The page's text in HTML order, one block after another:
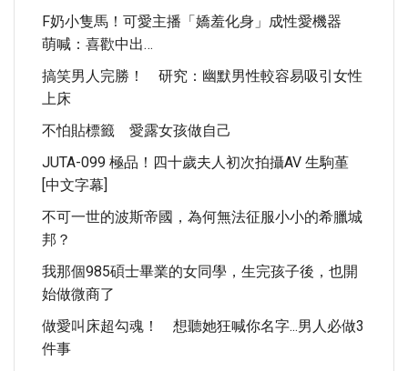
F奶小隻馬！可愛主播「嬌羞化身」成性愛機器
萌喊：喜歡中出…
搞笑男人完勝！ 研究：幽默男性較容易吸引女性
上床
不怕貼標籤 愛露女孩做自己
JUTA-099 極品！四十歲夫人初次拍攝AV 生駒堇
[中文字幕]
不可一世的波斯帝國，為何無法征服小小的希臘城
邦？
我那個985碩士畢業的女同學，生完孩子後，也開
始做微商了
做愛叫床超勾魂！ 想聽她狂喊你名字...男人必做3
件事